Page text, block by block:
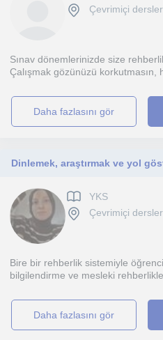
Çevrimiçi dersler
Sınav dönemlerinizde size
Çalışmak gözünüzü korkutmasın,
daha fazlasını gör
YKS
Çevrimiçi dersler
Bire bir rehberlik sistemiyle
bilgilendirme ve mesleki
daha fazlasını gör